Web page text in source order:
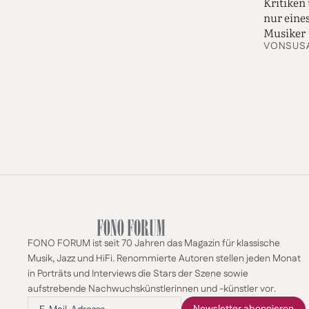
Jahrhundert so
Klaviersonaten
nicht – spielen
angemessen
Weber wäre sehr
nötig, dass die
Bis zum Jahr 2034
Textteilen
nur
Musiker
VON
FONO FORUM ist seit 70 Jahren das Magazin für klassische
Musik, Jazz und HiFi. Renommierte Autoren stellen jeden Monat
in Porträts und Interviews die Stars der Szene sowie
aufstrebende Nachwuchskünstlerinnen und -künstler vor.